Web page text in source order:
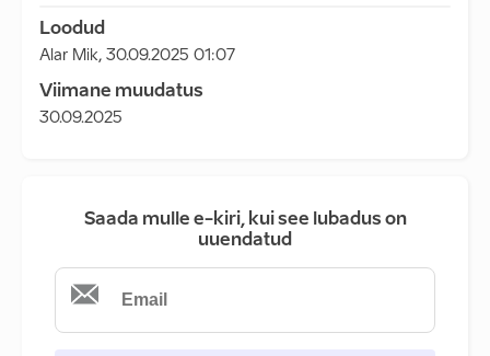
Loodud
Alar Mik, 30.09.2025 01:07
Viimane muudatus
30.09.2025
Saada mulle e-kiri, kui see lubadus on
uuendatud